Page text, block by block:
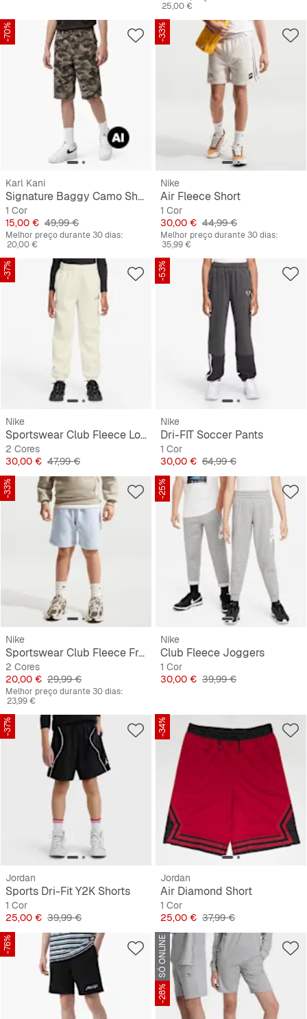
25,00 €
-70%
Karl Kani
Signature Baggy Camo Shorts Junior
1 Cor
Preço
15,00 € Preço original
49,99 €
Melhor preço durante 30 dias:
20,00 €
-33%
Nike
Air Fleece Short
1 Cor
Preço
30,00 € Preço original
44,99 €
Melhor preço durante 30 dias:
35,99 €
-37%
Nike
Sportswear Club Fleece Loose Graphic Pant
2 Cores
Preço
30,00 € Preço original
47,99 €
-53%
Nike
Dri-FIT Soccer Pants
1 Cor
Preço
30,00 € Preço original
64,99 €
-33%
Nike
Sportswear Club Fleece French Terry Shorts
2 Cores
Preço
20,00 € Preço original
29,99 €
Melhor preço durante 30 dias:
23,99 €
-25%
Nike
Club Fleece Joggers
1 Cor
Preço
30,00 € Preço original
39,99 €
-37%
Jordan
Sports Dri-Fit Y2K Shorts
1 Cor
Preço
25,00 € Preço original
39,99 €
-34%
Jordan
Air Diamond Short
1 Cor
Preço
25,00 € Preço original
37,99 €
-76% SÓ ONLINE
-28%